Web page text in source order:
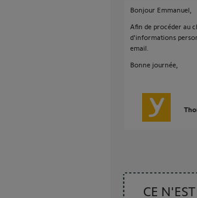
Bonjour Emmanuel,
Afin de procéder au
d'informations
email.
Bonne journée,
CE N'EST